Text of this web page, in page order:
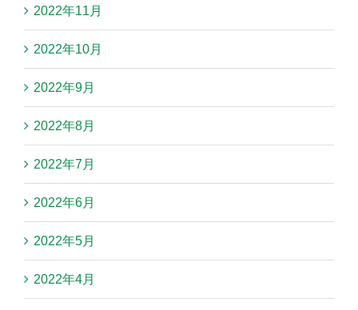
2022年11月
2022年10月
2022年9月
2022年8月
2022年7月
2022年6月
2022年5月
2022年4月